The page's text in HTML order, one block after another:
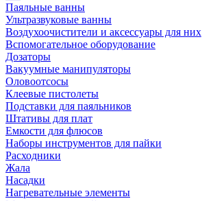
Паяльные ванны
Ультразвуковые ванны
Воздухоочистители и аксессуары для них
Вспомогательное оборудование
Дозаторы
Вакуумные манипуляторы
Оловоотсосы
Клеевые пистолеты
Подставки для паяльников
Штативы для плат
Емкости для флюсов
Наборы инструментов для пайки
Расходники
Жала
Насадки
Нагревательные элементы